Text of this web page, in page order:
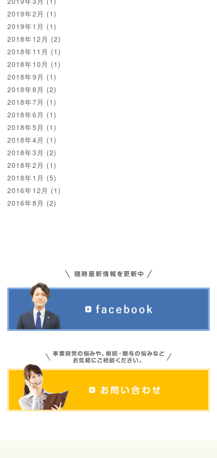
2019年2月 (1)
2019年1月 (1)
2018年12月 (2)
2018年11月 (1)
2018年10月 (1)
2018年9月 (1)
2018年8月 (2)
2018年7月 (1)
2018年6月 (1)
2018年5月 (1)
2018年4月 (1)
2018年3月 (2)
2018年2月 (1)
2018年1月 (5)
2016年12月 (1)
2016年8月 (2)